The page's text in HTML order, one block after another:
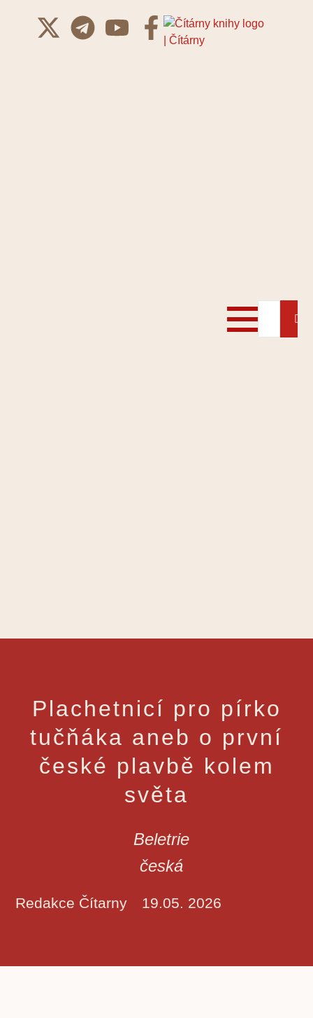
Plachetnicí pro pírko
tučňáka aneb o první
české plavbě kolem
světa
Beletrie
česká
Redakce Čítarny 19.05. 2026